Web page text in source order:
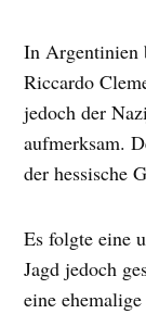
In Argentinien
Riccardo
jedoch der
aufmerksam.
der hessische
Es folgte eine
Jagd jedoch
eine